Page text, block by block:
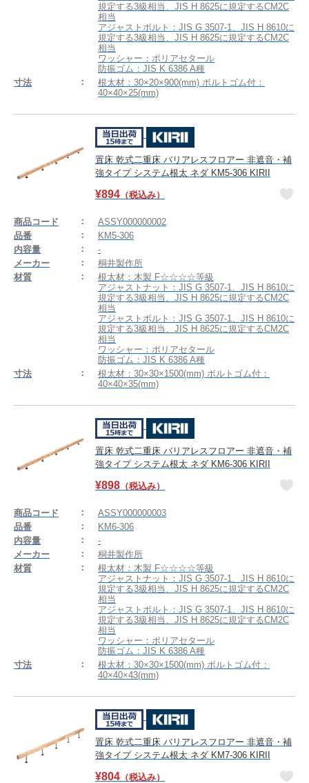
規定する3級相当、JIS H 8625に規定するCM2C
相当
アジャストボルト：JIS G 3507-1、JIS H 8610に
規定する3級相当、JIS H 8625に規定するCM2C
相当
ワッシャー：ポリアセタール
防振ゴム：JIS K 6386 A種
寸法
根太材：30×20×900(mm) ボルトゴム付：
40×40×25(mm)
置床 乾式二重床 バリアレスフロアー 非遮音・補
強タイプ システム根太 ネダ KM5-306 KIRII
¥894 （税込み）
商品コード
ASSY000000002
品番
KM5-306
内容量
-
メーカー
桐井製作所
材質
根太材：木製 F☆☆☆☆等級
アジャストナット：JIS G 3507-1、JIS H 8610に
規定する3級相当、JIS H 8625に規定するCM2C
相当
アジャストボルト：JIS G 3507-1、JIS H 8610に
規定する3級相当、JIS H 8625に規定するCM2C
相当
ワッシャー：ポリアセタール
防振ゴム：JIS K 6386 A種
寸法
根太材：30×30×1500(mm) ボルトゴム付：
40×40×35(mm)
置床 乾式二重床 バリアレスフロアー 非遮音・補
強タイプ システム根太 ネダ KM6-306 KIRII
¥898 （税込み）
商品コード
ASSY000000003
品番
KM6-306
内容量
-
メーカー
桐井製作所
材質
根太材：木製 F☆☆☆☆等級
アジャストナット：JIS G 3507-1、JIS H 8610に
規定する3級相当、JIS H 8625に規定するCM2C
相当
アジャストボルト：JIS G 3507-1、JIS H 8610に
規定する3級相当、JIS H 8625に規定するCM2C
相当
ワッシャー：ポリアセタール
防振ゴム：JIS K 6386 A種
寸法
根太材：30×30×1500(mm) ボルトゴム付：
40×40×43(mm)
置床 乾式二重床 バリアレスフロアー 非遮音・補
強タイプ システム根太 ネダ KM7-306 KIRII
¥804 （税込み）